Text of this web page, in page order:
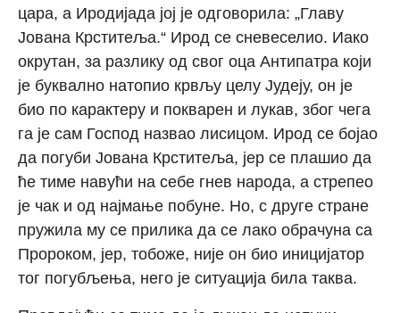
цара, а Иродијада јој је одговорила: „Главу
Јована Крститеља.“ Ирод се сневеселио. Иако
окрутан, за разлику од свог оца Антипатра који
је буквално натопио крвљу целу Јудеју, он је
био по карактеру и покварен и лукав, због чега
га је сам Господ назвао лисицом. Ирод се бојао
да погуби Јована Крститеља, јер се плашио да
ће тиме навући на себе гнев народа, а стрепео
је чак и од најмање побуне. Но, с друге стране
пружила му се прилика да се лако обрачуна са
Пророком, јер, тобоже, није он био иницијатор
тог погубљења, него је ситуација била таква.